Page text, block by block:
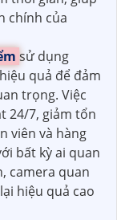
chính của
sử dụng
quả để đảm
trọng. Việc
24/7, giảm tổn
viên và hàng
bất kỳ ai quan
camera quan
hiệu quả cao